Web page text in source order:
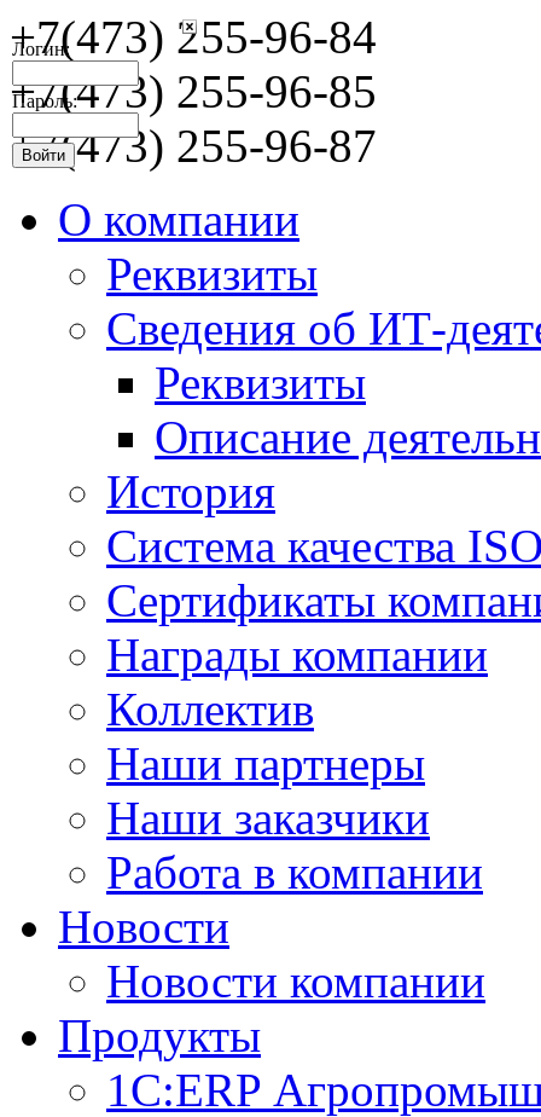
Логин:
Пароль:
+7(473) 255-96-84
+7(473) 255-96-85
+7(473) 255-96-87
О компании
Реквизиты
Сведения об ИТ-
Реквизиты
Описание
История
Система качества
Сертификаты
Награды компании
Коллектив
Наши партнеры
Наши заказчики
Работа в компании
Новости
Новости компании
Продукты
1С:ERP